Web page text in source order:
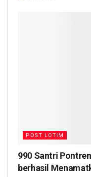
POST LOTIM
990 Santri
berhasil